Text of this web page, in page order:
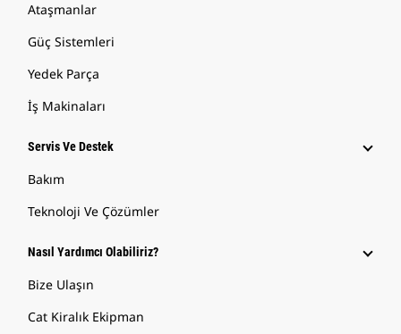
Ataşmanlar
Güç Sistemleri
Yedek Parça
İş Makinaları
Servis Ve Destek
Bakım
Teknoloji Ve Çözümler
Nasıl Yardımcı Olabiliriz?
Bize Ulaşın
Cat Kiralık Ekipman